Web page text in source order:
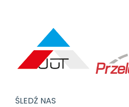
ŚLEDŹ NAS